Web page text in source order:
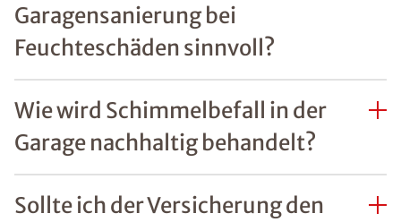
Garagensanierung bei
Feuchteschäden sinnvoll?
Wie wird Schimmelbefall in der
Garage nachhaltig behandelt?
Sollte ich der Versicherung den